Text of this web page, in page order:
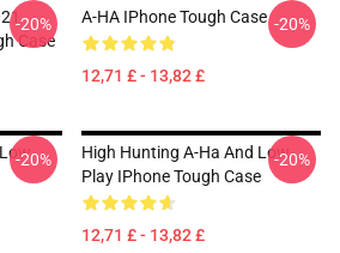
Case
-20% A-HA IPhone Tough Case
12,71 £ - 13,82 £
-20%
-20%
High Hunting A-Ha And Low
Play IPhone Tough Case
12,71 £ - 13,82 £
-20%